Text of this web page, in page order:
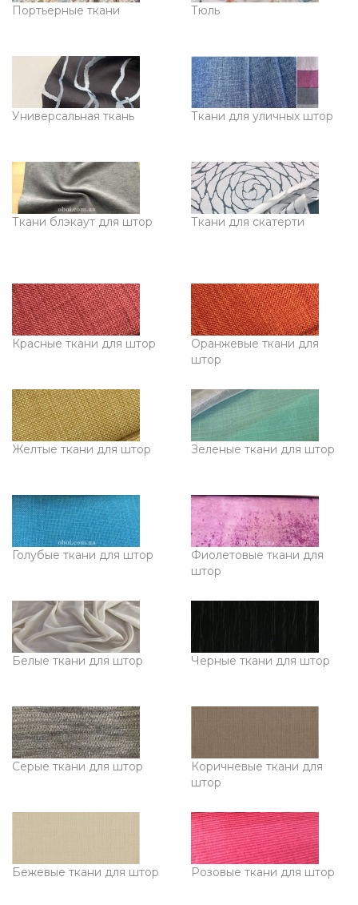
Портьерные ткани Тюль
Универсальная ткань Ткани для уличных штор
Ткани блэкаут для штор Ткани для скатерти
Красные ткани для штор
Оранжевые ткани для
штор
Желтые ткани для штор Зеленые ткани для штор
Голубые ткани для штор
Фиолетовые ткани для
штор
Белые ткани для штор Черные ткани для штор
Серые ткани для штор
Коричневые ткани для
штор
Бежевые ткани для штор Розовые ткани для штор